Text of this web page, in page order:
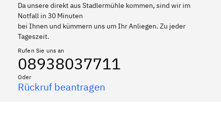
Da unsere direkt aus Stadlermühle kommen, sind wir im
Notfall in 30 Minuten
bei Ihnen und kümmern uns um Ihr Anliegen. Zu jeder
Tageszeit.
Rufen Sie uns an
08938037711
Oder
Rückruf beantragen